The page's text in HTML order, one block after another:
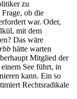
zu
ob die
war. Oder,
mit dem
Das wäre
rbb hätte warten
Mitglied der
See führt, in
kann. Ein so
Rechtsradikale